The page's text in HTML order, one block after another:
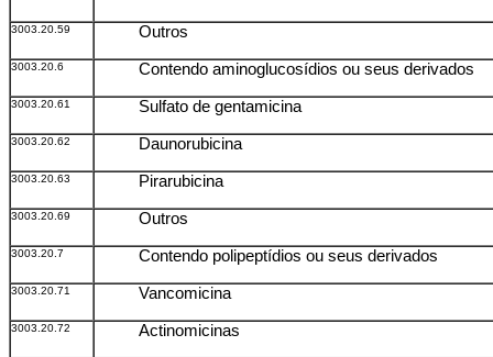
3003.20.59 Outros
3003.20.6 Contendo aminoglucosídios ou seus derivados
3003.20.61 Sulfato de gentamicina
3003.20.62 Daunorubicina
3003.20.63 Pirarubicina
3003.20.69 Outros
3003.20.7 Contendo polipeptídios ou seus derivados
3003.20.71 Vancomicina
3003.20.72 Actinomicinas